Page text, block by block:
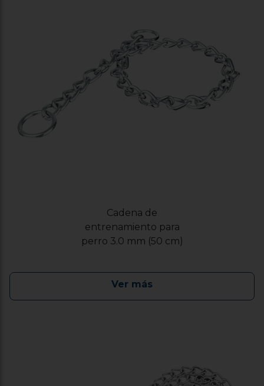
Cadena de
entrenamiento para
perro 3.0 mm (50 cm)
Ver más